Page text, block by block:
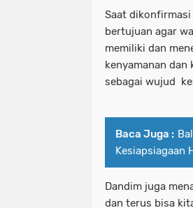
Saat
bertujuan agar
memiliki dan
kenyamanan
sebagai wujud
Baca Juga :
Kesiapsiagaan
Dandim juga
dan terus bisa